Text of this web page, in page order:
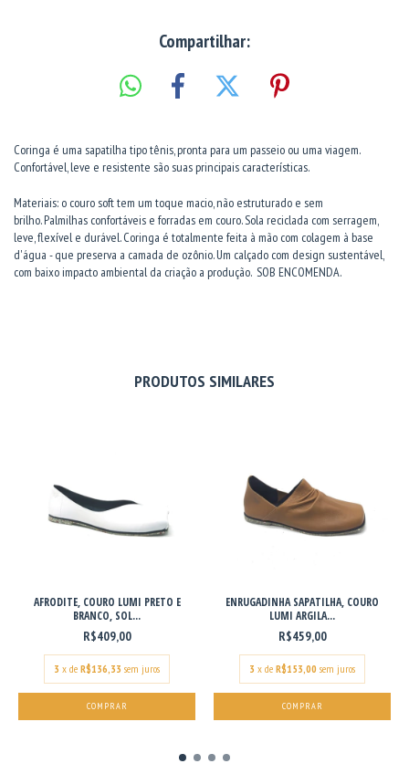
Compartilhar:
Coringa é uma sapatilha tipo tênis, pronta para um passeio ou uma viagem.
Confortável, leve e resistente são suas principais características.
Materiais: o couro soft tem um toque macio, não estruturado e sem
brilho. Palmilhas confortáveis e forradas em couro. Sola reciclada com serragem,
leve, flexível e durável. Coringa é totalmente feita à mão com colagem à base
d'água - que preserva a camada de ozônio. Um calçado com design sustentável,
com baixo impacto ambiental da criação a produção. SOB ENCOMENDA.
PRODUTOS SIMILARES
AFRODITE, COURO LUMI PRETO E
BRANCO, SOL...
R$409,00
3 x de R$136,33 sem juros
COMPRAR
ENRUGADINHA SAPATILHA, COURO
LUMI ARGILA...
R$459,00
3 x de R$153,00 sem juros
COMPRAR